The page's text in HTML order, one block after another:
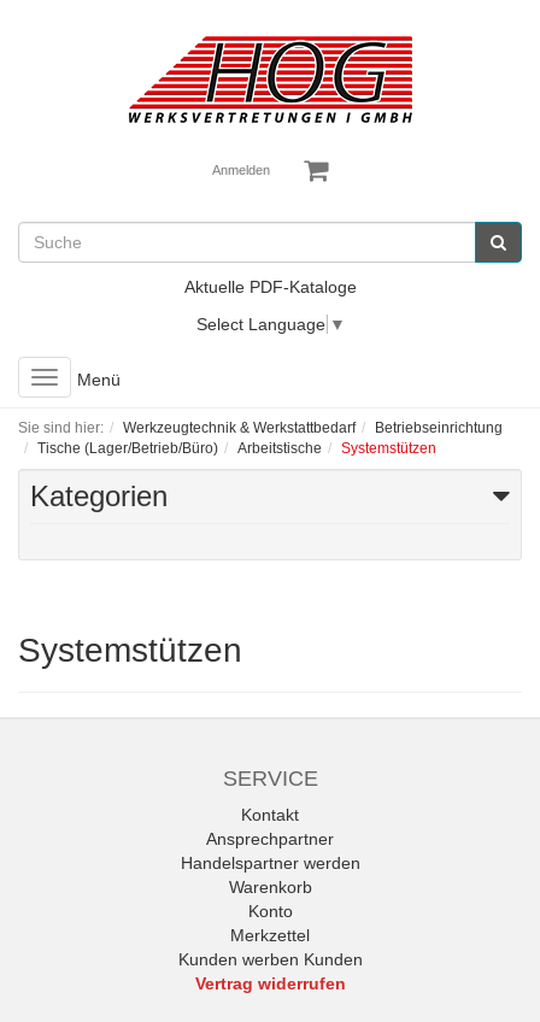
Anmelden
Aktuelle PDF-Kataloge
Select Language ▼
Toggle
navigation
Menü
Sie sind hier: Werkzeugtechnik & Werkstattbedarf
Betriebseinrichtung
Tische (Lager/Betrieb/Büro)
Arbeitstische Systemstützen
Kategorien
Systemstützen
SERVICE
Kontakt
Ansprechpartner
Handelspartner werden
Warenkorb
Konto
Merkzettel
Kunden werben Kunden
Vertrag widerrufen